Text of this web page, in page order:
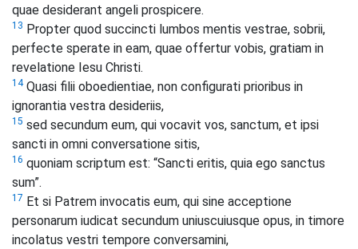
quae desiderant angeli prospicere.
13 Propter quod succincti lumbos mentis vestrae, sobrii,
perfecte sperate in eam, quae offertur vobis, gratiam in
revelatione Iesu Christi.
14Quasi filii oboedientiae, non configurati prioribus in
ignorantia vestra desideriis,
15 sed secundum eum, qui vocavit vos, sanctum, et ipsi
sancti in omni conversatione sitis,
16 quoniam scriptum est: “Sancti eritis, quia ego sanctus
sum”.
17 Et si Patrem invocatis eum, qui sine acceptione
personarum iudicat secundum uniuscuiusque opus, in timore
incolatus vestri tempore conversamini,